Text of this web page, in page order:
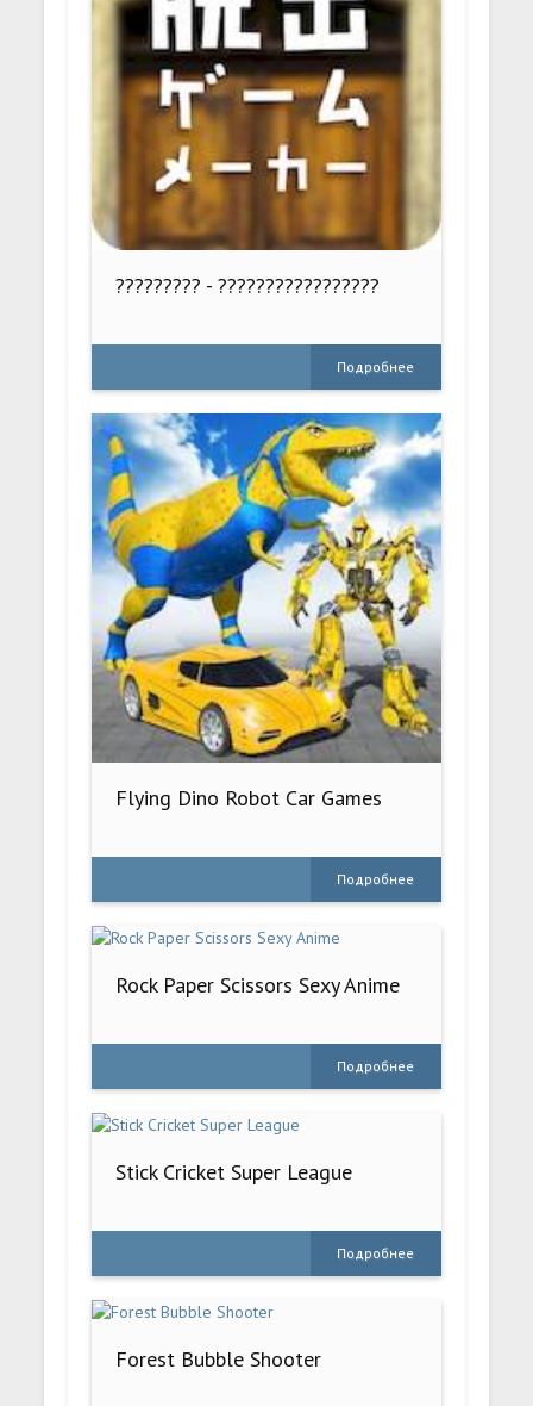
????????? - ?????????????????
Подробнее
Flying Dino Robot Car Games
Подробнее
Rock Paper Scissors Sexy Anime
Подробнее
Stick Cricket Super League
Подробнее
Forest Bubble Shooter